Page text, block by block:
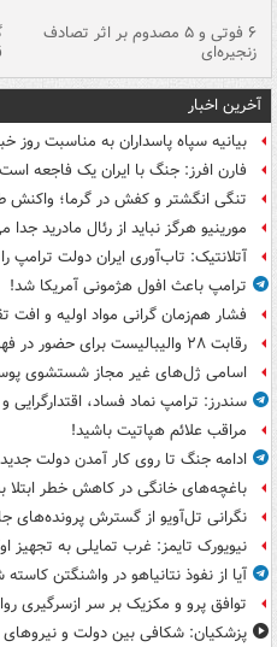
۶ فوتی و ۵ مصدوم بر اثر تصادف
زنجیره‌ای
آخرین اخبار
بیانیه سپاه پاسداران به مناسبت روز
فارن افرز: جنگ با ایران یک فاجعه است
تنگی انگشتر و کفش در گرما؛
مورینیو هرگز نباید از رئال مادرید
آتلانتیک: تاب‌آوری ایران دولت ترامپ
ترامپ باعث افول هژمونی آمریکا شد!
فشار هم‌زمان گرانی مواد اولیه و افت
رقابت ۲۸ والیبالیست برای حضور در فهرست نهایی تیم ملی
اسامی ژل‌های غیر مجاز شستشوی
سندرز: ترامپ نماد فساد،
مراقب علائم هپاتیت باشید!
ادامه جنگ تا روی کار آمدن دولت جدید
باغچه‌های خانگی در کاهش خطر ابتلا
نگرانی تل‌آویو از گسترش پرونده‌های
نیویورک تایمز: غرب تمایلی به تجهیز
آیا از نفوذ نتانیاهو در واشنگتن
توافق پرو و مکزیک بر سر ازسرگیری
پزشکیان: شکافی بین دولت و